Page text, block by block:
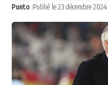
Punto Publié le 23 décembre 2024